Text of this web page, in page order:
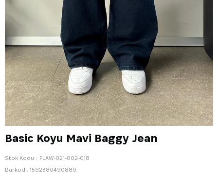
Basic Koyu Mavi Baggy Jean
Stok Kodu
FLAW-021-002-018
Barkod : 1592380490889